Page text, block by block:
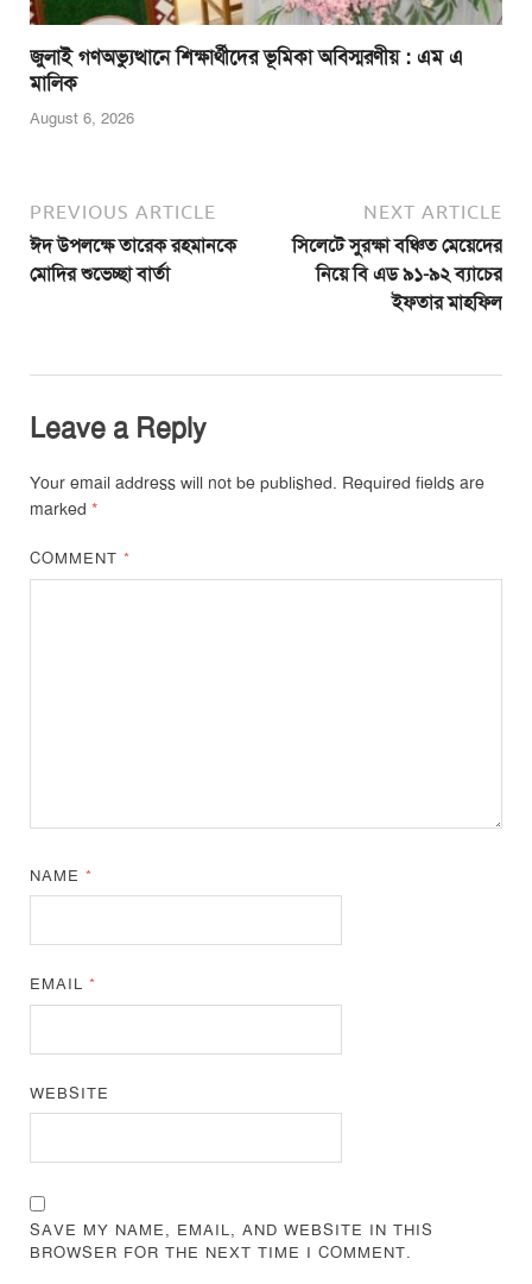
জুলাই গণঅভ্যুত্থানে শিক্ষার্থীদের ভূমিকা অবিস্মরণীয় : এম এ
মালিক
August 6, 2026
PREVIOUS ARTICLE
ঈদ উপলক্ষে তারেক রহমানকে
মোদির শুভেচ্ছা বার্তা
NEXT ARTICLE
সিলেটে সুরক্ষা বঞ্চিত মেয়েদের
নিয়ে বি এড ৯১-৯২ ব্যাচের
ইফতার মাহফিল
Leave a Reply
Your email address will not be published. Required fields are
marked *
COMMENT*
NAME*
EMAIL*
WEBSITE
SAVE MY NAME, EMAIL, AND WEBSITE IN THIS
BROWSER FOR THE NEXT TIME I COMMENT.